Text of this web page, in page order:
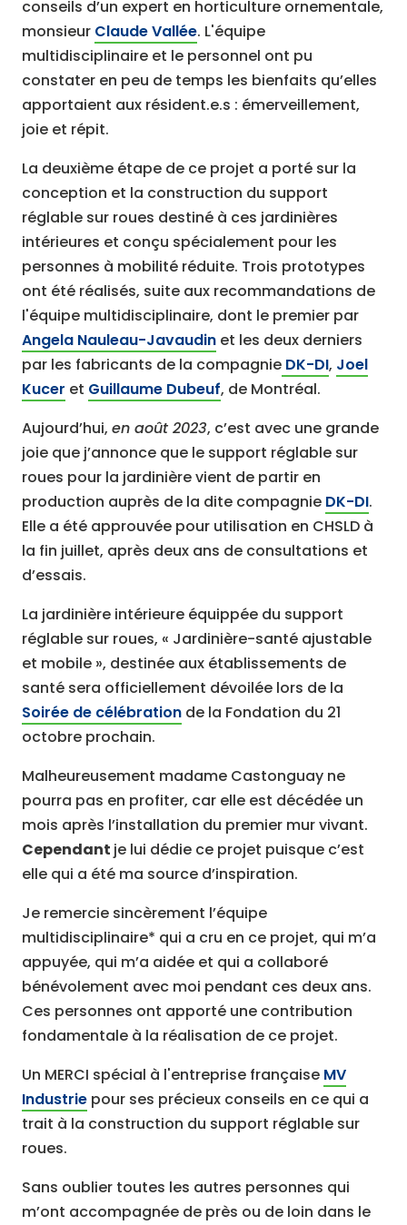
conseils d’un expert en horticulture ornementale,
monsieur Claude Vallée. L'équipe
multidisciplinaire et le personnel ont pu
constater en peu de temps les bienfaits qu’elles
apportaient aux résident.e.s : émerveillement,
joie et répit.
La deuxième étape de ce projet a porté sur la
conception et la construction du support
réglable sur roues destiné à ces jardinières
intérieures et conçu spécialement pour les
personnes à mobilité réduite. Trois prototypes
ont été réalisés, suite aux recommandations de
l'équipe multidisciplinaire, dont le premier par
Angela Nauleau-Javaudin et les deux derniers
par les fabricants de la compagnie DK-DI, Joel
Kucer et Guillaume Dubeuf, de Montréal.
Aujourd’hui, en août 2023, c’est avec une grande
joie que j’annonce que le support réglable sur
roues pour la jardinière vient de partir en
production auprès de la dite compagnie DK-DI.
Elle a été approuvée pour utilisation en CHSLD à
la fin juillet, après deux ans de consultations et
d’essais.
La jardinière intérieure équippée du support
réglable sur roues, « Jardinière-santé ajustable
et mobile », destinée aux établissements de
santé sera officiellement dévoilée lors de la
Soirée de célébration de la Fondation du 21
octobre prochain.
Malheureusement madame Castonguay ne
pourra pas en profiter, car elle est décédée un
mois après l’installation du premier mur vivant.
Cependant je lui dédie ce projet puisque c’est
elle qui a été ma source d’inspiration.
Je remercie sincèrement l’équipe
multidisciplinaire* qui a cru en ce projet, qui m’a
appuyée, qui m’a aidée et qui a collaboré
bénévolement avec moi pendant ces deux ans.
Ces personnes ont apporté une contribution
fondamentale à la réalisation de ce projet.
Un MERCI spécial à l'entreprise française MV
Industrie pour ses précieux conseils en ce qui a
trait à la construction du support réglable sur
roues.
Sans oublier toutes les autres personnes qui
m’ont accompagnée de près ou de loin dans le